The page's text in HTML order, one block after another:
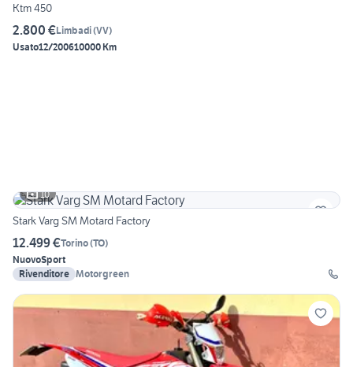
Ktm 450
2.800 €Limbadi(VV)
Usato12/200610000 Km
10
Stark Varg SM Motard Factory
12.499 €Torino(TO)
NuovoSport
Rivenditore Motorgreen